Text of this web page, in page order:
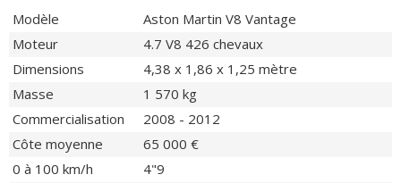
Modèle
Aston Martin V8 Vantage
Moteur
4.7 V8 426 chevaux
Dimensions
4,38 x 1,86 x 1,25 mètre
Masse
1 570 kg
Commercialisation
2008 - 2012
Côte moyenne
65 000 €
0 à 100 km/h
4"9